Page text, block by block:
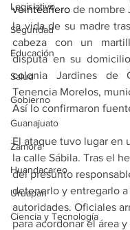
Legislativo
Seguridad
Educación
Salud
Gobierno
Guanajuato
Zamora
Huandacareo
Uruapan
Ciencia y Tecnología
veinteañero de nombre
la vida de su madre
cabeza con un
disputa en su
colonia Jardines de
Tenencia Morelos,
Así lo confirmaron
El ataque tuvo lugar en
la calle Sábila. Tras el
del presunto
detenerlo y entregarlo a
autoridades. Oficiales
para acordonar el área y